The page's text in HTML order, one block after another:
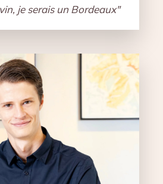
je serais un Bordeaux"